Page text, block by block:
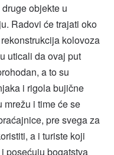
objekte u
Radovi će trajati oko
kolovoza
uticali da ovaj put
a to su
i rigola bujične
mrežu i time će se
pre svega za
a i turiste koji
posećuju bogatstva